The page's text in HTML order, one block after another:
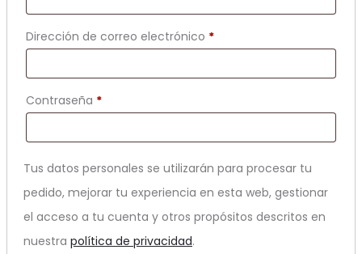
Dirección de correo electrónico *Obligatorio
Contraseña *Obligatorio
Tus datos personales se utilizarán para procesar tu
pedido, mejorar tu experiencia en esta web, gestionar
el acceso a tu cuenta y otros propósitos descritos en
nuestra política de privacidad.